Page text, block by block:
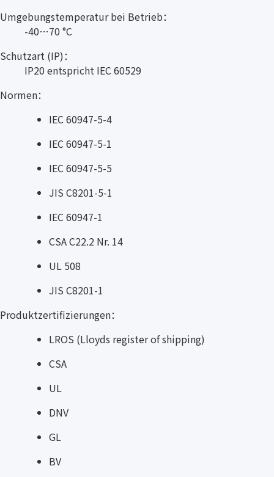
Umgebungstemperatur bei Betrieb：
-40…70 °C
Schutzart (IP)：
IP20 entspricht IEC 60529
Normen：
IEC 60947-5-4
IEC 60947-5-1
IEC 60947-5-5
JIS C8201-5-1
IEC 60947-1
CSA C22.2 Nr. 14
UL 508
JIS C8201-1
Produktzertifizierungen：
LROS (Lloyds register of shipping)
CSA
UL
DNV
GL
BV